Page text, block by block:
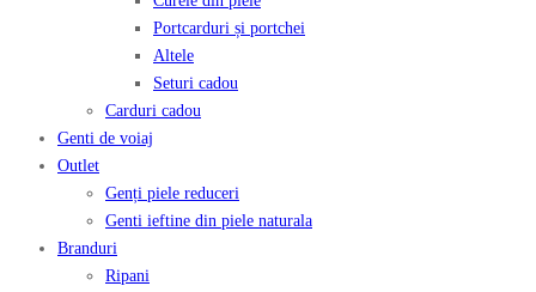
Portcarduri și portchei
Altele
Seturi cadou
Carduri cadou
Genti de voiaj
Outlet
Genți piele reduceri
Genti ieftine din piele naturala
Branduri
Ripani